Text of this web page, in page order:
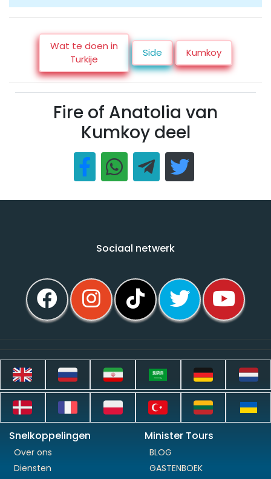
Wat te doen in
Turkije
Side Kumkoy
Fire of Anatolia van
Kumkoy deel
Sociaal netwerk
Snelkoppelingen
Over ons
Diensten
Minister Tours
BLOG
GASTENBOEK